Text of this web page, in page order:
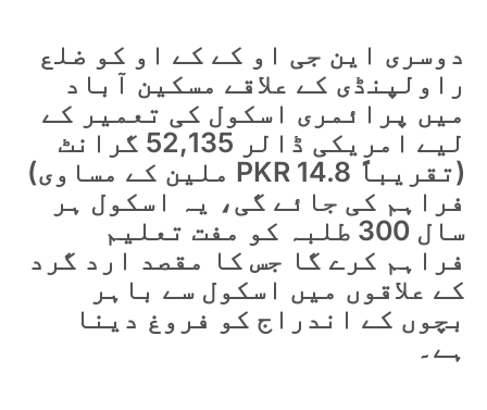
دوسری این جی او کے کے او کو ضلع
راولپنڈی کے علاقے مسکین آباد
میں پرائمری اسکول کی تعمیر کے
لیے امریکی ڈالر 52,135 گرانٹ
(تقریباً PKR 14.8 ملین کے مساوی)
فراہم کی جائے گی، یہ اسکول ہر
سال 300 طلبہ کو مفت تعلیم
فراہم کرے گا جس کا مقصد ارد گرد
کے علاقوں میں اسکول سے باہر
بچوں کے اندراج کو فروغ دینا
ہے۔